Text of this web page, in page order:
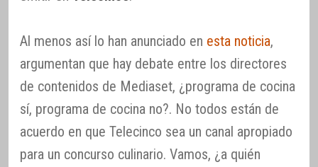
Al menos así lo han anunciado en esta noticia,
argumentan que hay debate entre los directores
de contenidos de Mediaset, ¿programa de cocina
sí, programa de cocina no?. No todos están de
acuerdo en que Telecinco sea un canal apropiado
para un concurso culinario. Vamos, ¿a quién